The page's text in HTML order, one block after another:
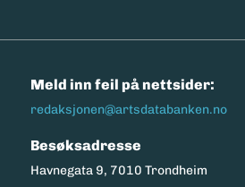
Meld inn feil på nettsider:
redaksjonen@artsdatabanken.no
Besøksadresse
Havnegata 9, 7010 Trondheim